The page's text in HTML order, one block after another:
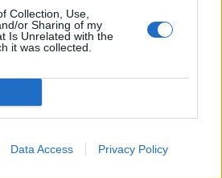
Collection, Use,
or Sharing of my
Is Unrelated with the
it was collected.
Data Access Privacy Policy